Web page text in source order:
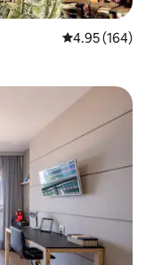
Meánrátáil
4.95 (164)